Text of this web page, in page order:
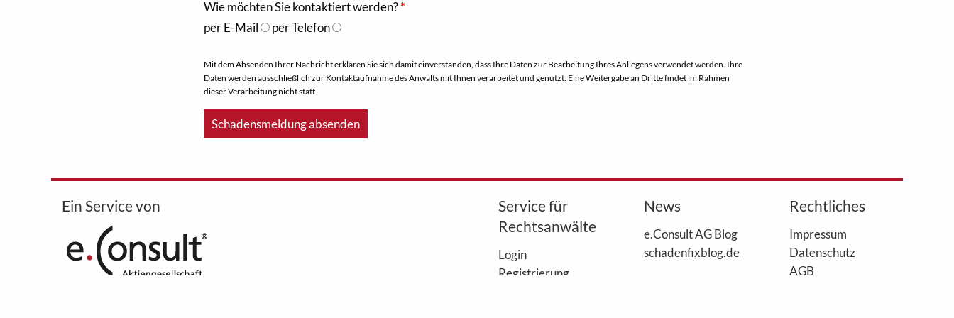
Wie möchten Sie kontaktiert werden?
per E-Mail
per Telefon
Mit dem Absenden Ihrer Nachricht erklären Sie sich damit einverstanden, dass Ihre Daten zur Bearbeitung Ihres Anliegens verwendet werden. Ihre
Daten werden ausschließlich zur Kontaktaufnahme des Anwalts mit Ihnen verarbeitet und genutzt. Eine Weitergabe an Dritte findet im Rahmen
dieser Verarbeitung nicht statt.
Ein Service von
Service für
Rechtsanwälte
Login
Registrierung
News
e.Consult AG Blog
schadenfixblog.de
Rechtliches
Impressum
Datenschutz
AGB